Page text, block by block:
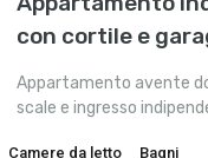
con cortile e
Appartamento avente
scale e ingresso
Camere da letto
Bagni